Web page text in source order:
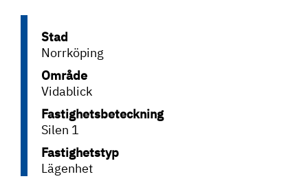
Stad
Norrköping
Område
Vidablick
Fastighetsbeteckning
Silen 1
Fastighetstyp
Lägenhet